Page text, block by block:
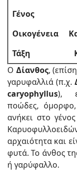
Γένος
Οικογένεια
Τάξη
Ο Δίανθος,
γαρυφαλλιά (π.χ.
caryophyllus),
ποώδες,
ανήκει στο
αρχαιότητα και
φυτά. Το άνθος
ή γαρύφαλλο.